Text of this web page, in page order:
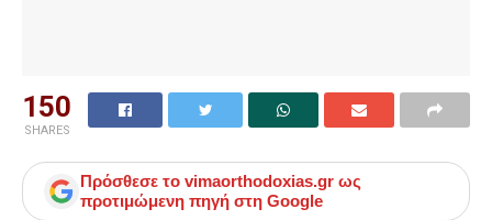
150
SHARES
Πρόσθεσε το vimaorthodoxias.gr ως
προτιμώμενη πηγή στη Google